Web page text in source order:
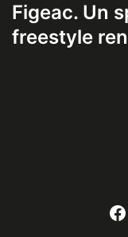
Figeac. Un
freestyle